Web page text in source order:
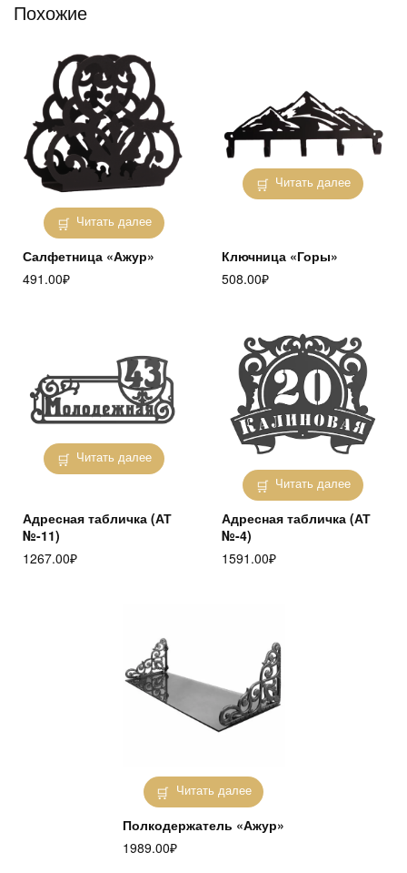
Похожие
Читать далее
Салфетница «Ажур»
491.00₽
Читать далее
Ключница «Горы»
508.00₽
Читать далее
Адресная табличка (АТ
№-11)
1267.00₽
Читать далее
Адресная табличка (АТ
№-4)
1591.00₽
Читать далее
Полкодержатель «Ажур»
1989.00₽